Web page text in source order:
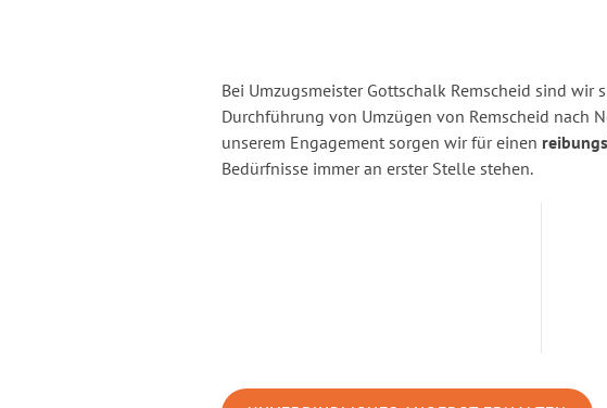
Bei Umzugsmeister Gottschalk Remscheid sind
Durchführung von Umzügen von Remscheid nach
unserem Engagement sorgen wir für einen
Bedürfnisse immer an erster Stelle stehen.